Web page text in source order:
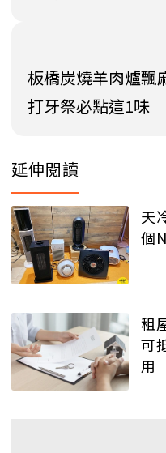
板橋炭燒羊肉爐飄
打牙祭必點這1味
延伸閱讀
天
個
租
可
用